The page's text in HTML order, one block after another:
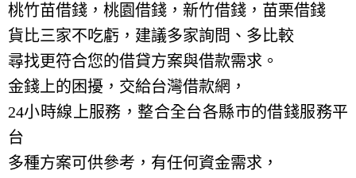
桃竹苗借錢，桃園借錢，新竹借錢，苗栗借錢
貨比三家不吃虧，建議多家詢問、多比較
尋找更符合您的借貸方案與借款需求。
金錢上的困擾，交給台灣借款網，
24小時線上服務，整合全台各縣市的借錢服務平
台
多種方案可供參考，有任何資金需求，